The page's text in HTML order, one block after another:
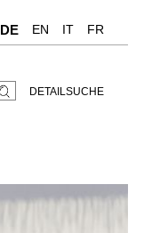
DE EN IT FR
DETAILSUCHE